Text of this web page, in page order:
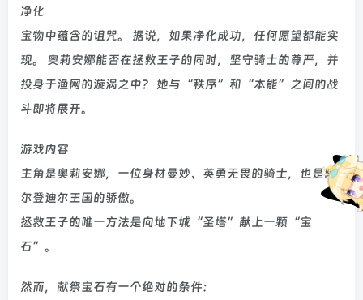
净化
宝物中蕴含的诅咒。 据说，如果净化成功，任何愿望都能实
现。 奥莉安娜能否在拯救王子的同时，坚守骑士的尊严，并
投身于渔网的漩涡之中？ 她与“秩序”和“本能”之间的战
斗即将展开。
游戏内容
主角是奥莉安娜，一位身材曼妙、英勇无畏的骑士，也是阿
尔登迪尔王国的骄傲。
拯救王子的唯一方法是向地下城“圣塔”献上一颗“宝
石”。
然而，献祭宝石有一个绝对的条件：